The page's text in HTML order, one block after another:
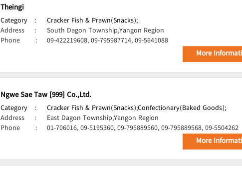
Theingi
Category :
Cracker Fish & Prawn(Snacks);
Address
:
South Dagon Township,Yangon Region
Phone
: 09-422219608, 09-795987714, 09-5641088
More
Ngwe Sae Taw [999] Co.,Ltd.
Category : Cracker Fish & Prawn(Snacks);Confectionary(Baked Goods);
Address
:
East Dagon Township,Yangon Region
Phone
: 01-706016, 09-5195360, 09-795889560, 09-795889568, 09-5504262
More